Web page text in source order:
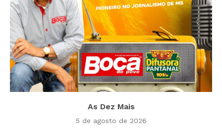
As Dez Mais
5 de agosto de 2026